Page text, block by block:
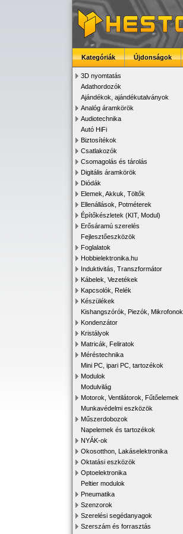
Kategóriák Újdonságok
3D nyomtatás
Adathordozók
Ajándékok, ajándékutalványok
Analóg áramkörök
Audiotechnika
Autó HiFi
Biztosítékok
Csatlakozók
Csomagolás és tárolás
Digitális áramkörök
Diódák
Elemek, Akkuk, Töltők
Ellenállások, Potméterek
Építőkészletek (KIT, Modul)
Erősáramú szerelés
Fejlesztőeszközök
Foglalatok
Hobbielektronika.hu
Induktivitás, Transzformátor
Kábelek, Vezetékek
Kapcsolók, Relék
Készülékek
Kishangszórók, Piezók, Mikrofonok
Kondenzátor
Kristályok
Matricák, Feliratok
Méréstechnika
Mini PC, ipari PC, tartozékok
Modulok
Modulvilág
Motorok, Ventilátorok, Fűtőelemek
Munkavédelmi eszközök
Műszerdobozok
Napelemek és tartozékok
NYÁK-ok
Okosotthon, Lakáselektronika
Oktatási eszközök
Optoelektronika
Peltier modulok
Pneumatika
Szenzorok
Szerelési segédanyagok
Szerszám és forrasztás